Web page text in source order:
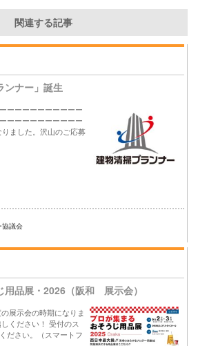
関連する記事
ンナー」誕生
ーーーーーーーーーー
ーーーーーーーーーー
ました。沢山のご応募
協議会
用品展・2026（阪和 展示会）
展示会の時期になりま
ください！ 受付のス
ださい。（スマートフ